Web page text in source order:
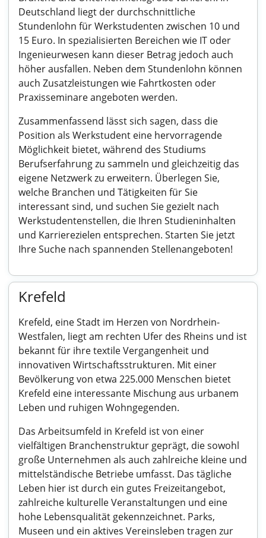
Deutschland liegt der durchschnittliche
Stundenlohn für Werkstudenten zwischen 10 und
15 Euro. In spezialisierten Bereichen wie IT oder
Ingenieurwesen kann dieser Betrag jedoch auch
höher ausfallen. Neben dem Stundenlohn können
auch Zusatzleistungen wie Fahrtkosten oder
Praxisseminare angeboten werden.
Zusammenfassend lässt sich sagen, dass die
Position als Werkstudent eine hervorragende
Möglichkeit bietet, während des Studiums
Berufserfahrung zu sammeln und gleichzeitig das
eigene Netzwerk zu erweitern. Überlegen Sie,
welche Branchen und Tätigkeiten für Sie
interessant sind, und suchen Sie gezielt nach
Werkstudentenstellen, die Ihren Studieninhalten
und Karrierezielen entsprechen. Starten Sie jetzt
Ihre Suche nach spannenden Stellenangeboten!
Krefeld
Krefeld, eine Stadt im Herzen von Nordrhein-
Westfalen, liegt am rechten Ufer des Rheins und ist
bekannt für ihre textile Vergangenheit und
innovativen Wirtschaftsstrukturen. Mit einer
Bevölkerung von etwa 225.000 Menschen bietet
Krefeld eine interessante Mischung aus urbanem
Leben und ruhigen Wohngegenden.
Das Arbeitsumfeld in Krefeld ist von einer
vielfältigen Branchenstruktur geprägt, die sowohl
große Unternehmen als auch zahlreiche kleine und
mittelständische Betriebe umfasst. Das tägliche
Leben hier ist durch ein gutes Freizeitangebot,
zahlreiche kulturelle Veranstaltungen und eine
hohe Lebensqualität gekennzeichnet. Parks,
Museen und ein aktives Vereinsleben tragen zur